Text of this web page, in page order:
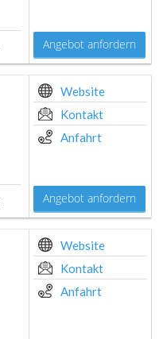
Angebot anfordern
Website
Kontakt
Anfahrt
Angebot anfordern
Website
Kontakt
Anfahrt